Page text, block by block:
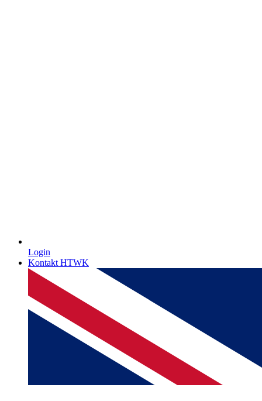
Login
Kontakt HTWK